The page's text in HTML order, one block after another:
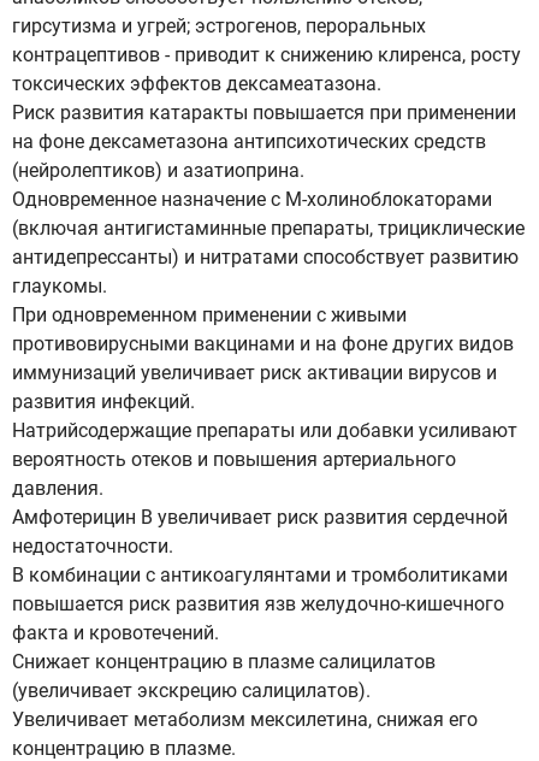
гирсутизма и угрей; эстрогенов, пероральных
контрацептивов - приводит к снижению клиренса, росту
токсических эффектов дексамеатазона.
Риск развития катаракты повышается при применении
на фоне дексаметазона антипсихотических средств
(нейролептиков) и азатиоприна.
Одновременное назначение с М-холиноблокаторами
(включая антигистаминные препараты, трициклические
антидепрессанты) и нитратами способствует развитию
глаукомы.
При одновременном применении с живыми
противовирусными вакцинами и на фоне других видов
иммунизаций увеличивает риск активации вирусов и
развития инфекций.
Натрийсодержащие препараты или добавки усиливают
вероятность отеков и повышения артериального
давления.
Амфотерицин В увеличивает риск развития сердечной
недостаточности.
В комбинации с антикоагулянтами и тромболитиками
повышается риск развития язв желудочно-кишечного
факта и кровотечений.
Снижает концентрацию в плазме салицилатов
(увеличивает экскрецию салицилатов).
Увеличивает метаболизм мексилетина, снижая его
концентрацию в плазме.